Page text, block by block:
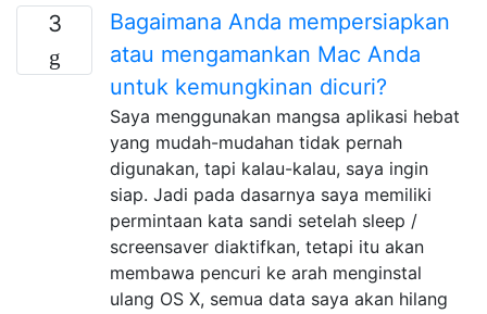
3
Bagaimana Anda mempersiapkan
atau mengamankan Mac Anda
untuk kemungkinan dicuri?
Saya menggunakan mangsa aplikasi hebat
yang mudah-mudahan tidak pernah
digunakan, tapi kalau-kalau, saya ingin
siap. Jadi pada dasarnya saya memiliki
permintaan kata sandi setelah sleep /
screensaver diaktifkan, tetapi itu akan
membawa pencuri ke arah menginstal
ulang OS X, semua data saya akan hilang